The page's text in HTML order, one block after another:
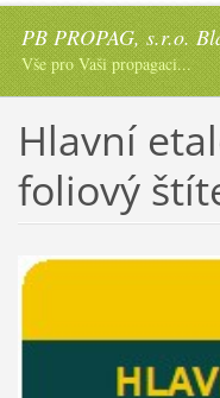
PB PROPAG, s.r.o.
Vše pro Vaši propagaci...
Hlavní
foliový